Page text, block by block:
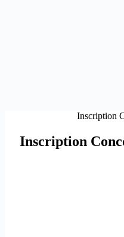
Inscription